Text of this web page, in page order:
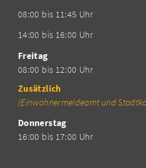
08:00 bis 11:45 Uhr
14:00 bis 16:00 Uhr
Freitag
08:00 bis 12:00 Uhr
Zusätzlich
(Einwohnermeldeamt und
Donnerstag
16:00 bis 17:00 Uhr